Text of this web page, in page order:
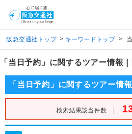
阪急交通社トップ > キーワードトップ >
「当日予約」に関するツアー情報
「当日予約」に関するツアー情報
検索結果該当件数 ｜